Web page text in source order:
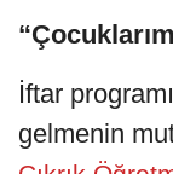
İftar
gelmenin